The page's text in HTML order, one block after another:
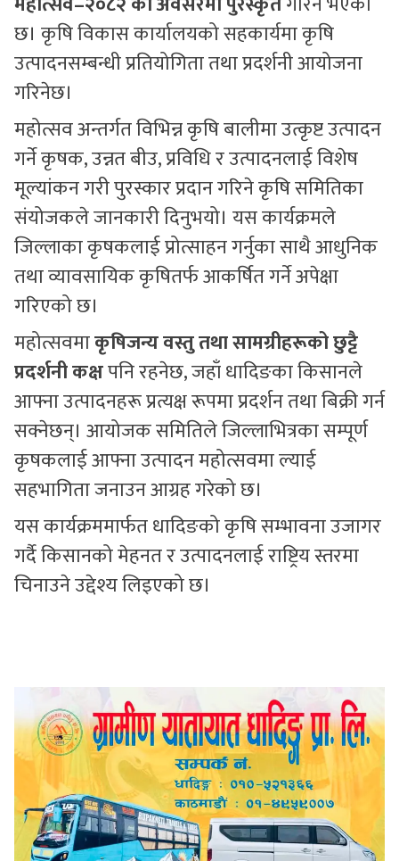
छ। कृषि विकास कार्यालयको सहकार्यमा कृषि
उत्पादनसम्बन्धी प्रतियोगिता तथा प्रदर्शनी आयोजना
गरिनेछ।
महोत्सव अन्तर्गत विभिन्न कृषि बालीमा उत्कृष्ट उत्पादन
गर्ने कृषक, उन्नत बीउ, प्रविधि र उत्पादनलाई विशेष
मूल्यांकन गरी पुरस्कार प्रदान गरिने कृषि समितिका
संयोजकले जानकारी दिनुभयो। यस कार्यक्रमले
जिल्लाका कृषकलाई प्रोत्साहन गर्नुका साथै आधुनिक
तथा व्यावसायिक कृषितर्फ आकर्षित गर्ने अपेक्षा
गरिएको छ।
महोत्सवमाकृषिजन्य वस्तु तथा सामग्रीहरूको छुट्टै
प्रदर्शनी कक्षपनि रहनेछ, जहाँ धादिङका किसानले
आफ्ना उत्पादनहरू प्रत्यक्ष रूपमा प्रदर्शन तथा बिक्री गर्न
सक्नेछन्। आयोजक समितिले जिल्लाभित्रका सम्पूर्ण
कृषकलाई आफ्ना उत्पादन महोत्सवमा ल्याई
सहभागिता जनाउन आग्रह गरेको छ।
यस कार्यक्रममार्फत धादिङको कृषि सम्भावना उजागर
गर्दै किसानको मेहनत र उत्पादनलाई राष्ट्रिय स्तरमा
चिनाउने उद्देश्य लिइएको छ।